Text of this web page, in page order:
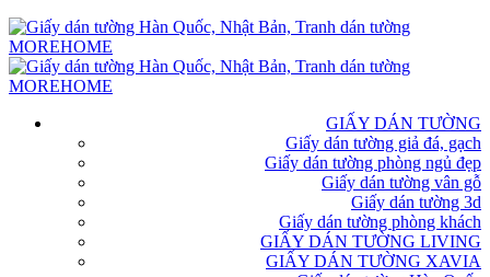
GIẤY DÁN TƯỜNG
Giấy dán tường giả đá, gạch
Giấy dán tường phòng ngủ đẹp
Giấy dán tường vân gỗ
Giấy dán tường 3d
Giấy dán tường phòng khách
GIẤY DÁN TƯỜNG LIVING
GIẤY DÁN TƯỜNG XAVIA